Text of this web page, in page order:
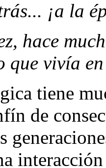
¡a la
hace
vivía
tiene
de